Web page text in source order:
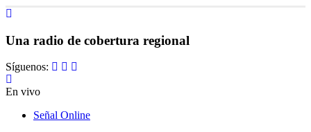
Una radio de cobertura regional
Síguenos:
En vivo
Señal Online